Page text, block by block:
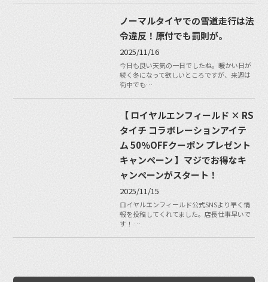
ノーマルタイヤでの雪道走行は法
令違反！原付でも罰則が。
2025/11/16
今日も良い天気の一日でしたね。暖かい日が
続く冬になって欲しいところですが、来週は
街中でも…
【 ロイヤルエンフィールド × RS
タイチ コラボレーションアイテ
ム 50％OFFクーポン プレゼント
キャンペーン 】マジでお得なキ
ャンペーンがスタート！
2025/11/15
ロイヤルエンフィールド公式SNSより早く情
報を投稿してくれてました。店長仕事早いで
す！ …